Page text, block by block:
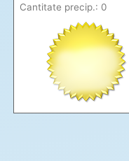
Cantitate precip.: 0